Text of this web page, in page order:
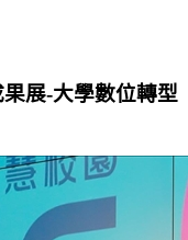
展-大學數位轉型